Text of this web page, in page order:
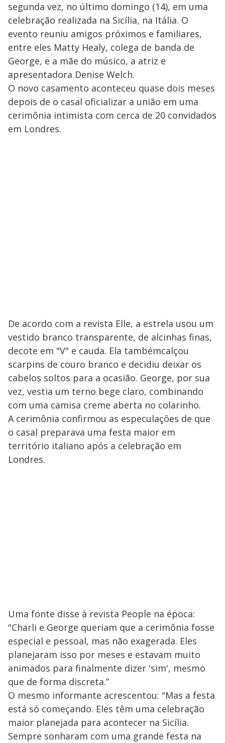
segunda vez, no último domingo (14), em uma
celebração realizada na Sicília, na Itália. O
evento reuniu amigos próximos e familiares,
entre eles Matty Healy, colega de banda de
George, e a mãe do músico, a atriz e
apresentadora Denise Welch.
O novo casamento aconteceu quase dois meses
depois de o casal oficializar a união em uma
cerimônia intimista com cerca de 20 convidados
em Londres.
De acordo com a revista Elle, a estrela usou um
vestido branco transparente, de alcinhas finas,
decote em "V" e cauda. Ela tambémcalçou
scarpins de couro branco e decidiu deixar os
cabelos soltos para a ocasião. George, por sua
vez, vestia um terno bege claro, combinando
com uma camisa creme aberta no colarinho.
A cerimônia confirmou as especulações de que
o casal preparava uma festa maior em
território italiano após a celebração em
Londres.
Uma fonte disse à revista People na época:
"Charli e George queriam que a cerimônia fosse
especial e pessoal, mas não exagerada. Eles
planejaram isso por meses e estavam muito
animados para finalmente dizer 'sim', mesmo
que de forma discreta.”
O mesmo informante acrescentou: "Mas a festa
está só começando. Eles têm uma celebração
maior planejada para acontecer na Sicília.
Sempre sonharam com uma grande festa na